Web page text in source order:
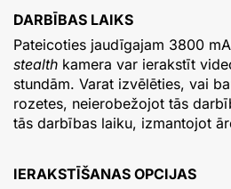
DARBĪBAS LAIKS
Pateicoties jaudīgajam 3800
stealth kamera var ierakstīt
stundām. Varat izvēlēties, vai
rozetes, neierobežojot tās
tās darbības laiku, izmantojot
IERAKSTĪŠANAS OPCIJAS